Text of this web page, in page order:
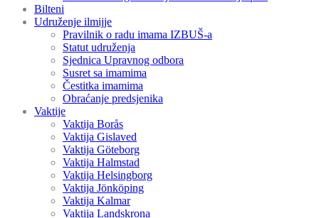
Bilteni
Udruženje ilmijje
Pravilnik o radu imama IZBUŠ-a
Statut udruženja
Sjednica Upravnog odbora
Susret sa imamima
Čestitka imamima
Obraćanje predsjenika
Vaktije
Vaktija Borås
Vaktija Gislaved
Vaktija Göteborg
Vaktija Halmstad
Vaktija Helsingborg
Vaktija Jönköping
Vaktija Kalmar
Vaktija Landskrona